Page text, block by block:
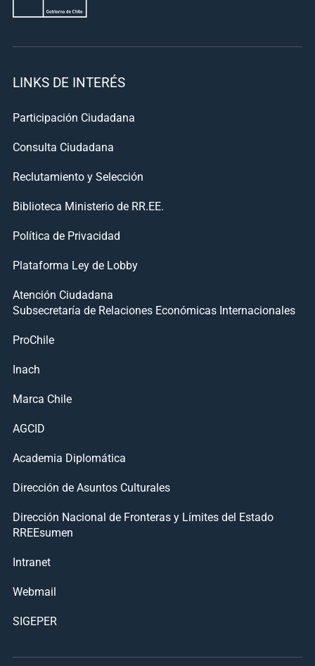
LINKS DE INTERÉS
Participación Ciudadana
Consulta Ciudadana
Reclutamiento y Selección
Biblioteca Ministerio de RR.EE.
Política de Privacidad
Plataforma Ley de Lobby
Atención Ciudadana
Subsecretaría de Relaciones Económicas Internacionales
ProChile
Inach
Marca Chile
AGCID
Academia Diplomática
Dirección de Asuntos Culturales
Dirección Nacional de Fronteras y Límites del Estado
RREEsumen
Intranet
Webmail
SIGEPER